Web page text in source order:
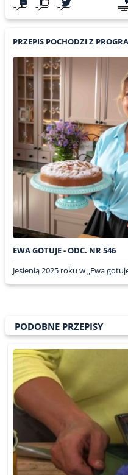
PRZEPIS POCHODZI Z
EWA GOTUJE - ODC. NR 546
Jesienią 2025 roku w „Ewa
PODOBNE PRZEPISY